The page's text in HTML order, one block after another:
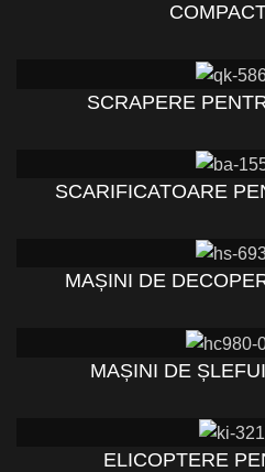
SCRAPERE
SCARIFICATOARE
MAȘINI DE
MAȘINI DE
ELICOPTERE